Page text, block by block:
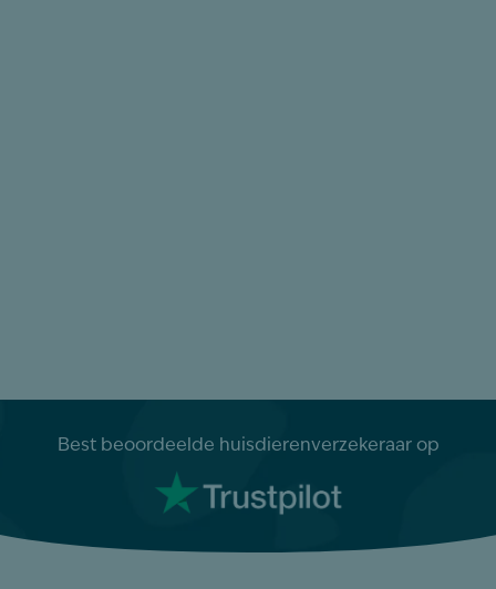
Best beoordeelde huisdierenverzekeraar op